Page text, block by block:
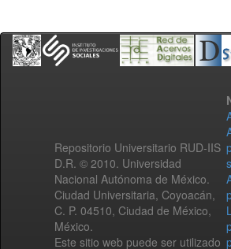
Repositorio Universitario RUD-IIS
D.R. © 2010. Universidad
Nacional Autónoma de México.
Ciudad Universitaria, Coyoacán,
C. P. 04510, Ciudad de México,
México.
Este sitio web puede ser utilizado